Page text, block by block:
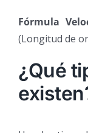
Fórmula
(Longitud de
¿Qué